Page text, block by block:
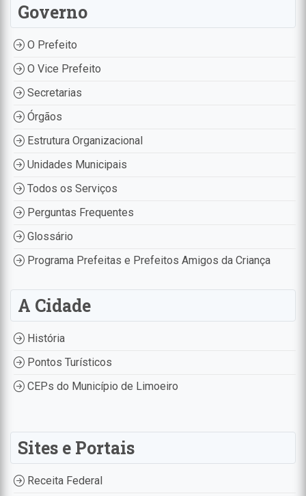
Governo
O Prefeito
O Vice Prefeito
Secretarias
Órgãos
Estrutura Organizacional
Unidades Municipais
Todos os Serviços
Perguntas Frequentes
Glossário
Programa Prefeitas e Prefeitos Amigos da Criança
A Cidade
História
Pontos Turísticos
CEPs do Município de Limoeiro
Sites e Portais
Receita Federal